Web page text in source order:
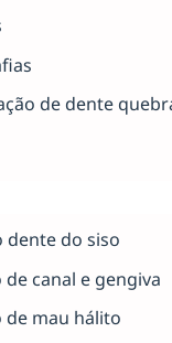
de dente
dente do siso
canal e gengiva
de mau hálito